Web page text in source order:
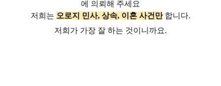
에 의뢰해 주세요
저희는 오로지 민사, 상속, 이혼 사건만합니다.
저희가 가장 잘 하는 것이니까요.